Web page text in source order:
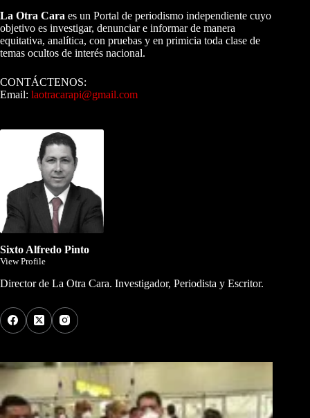
La Otra Cara es un Portal de periodismo independiente cuyo
objetivo es investigar, denunciar e informar de manera
equitativa, analítica, con pruebas y en primicia toda clase de
temas ocultos de interés nacional.
CONTÁCTENOS:
Email: laotracarapi@gmail.com
Sixto Alfredo Pinto
View Profile
Director de La Otra Cara. Investigador, Periodista y Escritor.